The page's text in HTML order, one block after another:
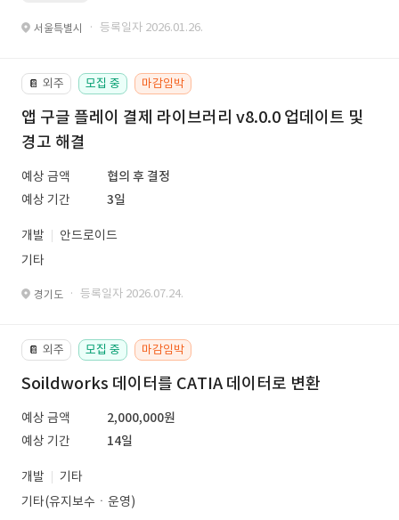
서울특별시 · 등록일자 2026.01.26.
📔 외주 모집 중 마감임박
앱 구글 플레이 결제 라이브러리 v8.0.0 업데이트 및
경고 해결
예상 금액
협의 후 결정
예상 기간
3일
개발
안드로이드
기타
경기도 · 등록일자 2026.07.24.
📔 외주 모집 중 마감임박
Soildworks 데이터를 CATIA 데이터로 변환
예상 금액
2,000,000원
예상 기간
14일
개발
기타
기타(유지보수ㆍ운영)